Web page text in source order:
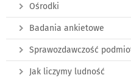
Ośrodki
Badania ankietowe
Sprawozdawczość
Jak liczymy ludność